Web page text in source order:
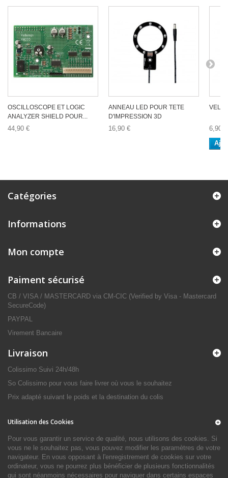
OSCILLOSCOPE ET LOGIC
ANALYZER SHIELD POUR...
44,90 €
ANNEAU LED POUR TETE
D'IMPRESSION 3D
16,90 €
6,90 €
Catégories
Informations
Mon compte
Paiment sécurisé
CB / VISA / MASTERCARD via CM-CIC (Verified by Visa - Mastercard
SecureCode)
PAYPAL
Virement Bancaire
Livraison
Colissimo Suivi 24h/48h
So Colissimo pour vous faire livrer où vous le souhaitez
Prix adapté suivant le poids et la destination du colis
Utilisation des Cookies
Pour vous garantir un service de qualité, nous utilisons des cookies. Si
vous ne le souhaitez pas, vous pouvez modifier les paramètres de votre
navigateur. En vous opposant à l'enregistrement de cookies sur votre
ordinateur, vous ne pourrez plus bénéficier de plusieurs fonctionnalités
qui sont néanmoins nécessaires pour naviguer dans certains espaces